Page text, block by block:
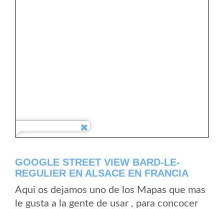
GOOGLE STREET VIEW BARD-LE-
REGULIER EN ALSACE EN FRANCIA
Aqui os dejamos uno de los Mapas que mas
le gusta a la gente de usar , para concocer